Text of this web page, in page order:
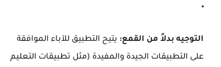
التوجيه بدلاً من القمع: يتيح التطبيق للآباء الموافقة
على التطبيقات الجيدة والمفيدة (مثل تطبيقات التعليم